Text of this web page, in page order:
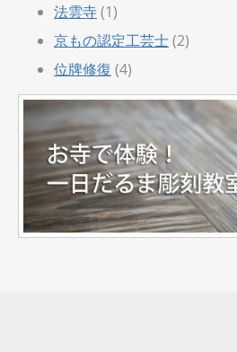
法雲寺(1)
京もの認定工芸士(2)
位牌修復 (4)